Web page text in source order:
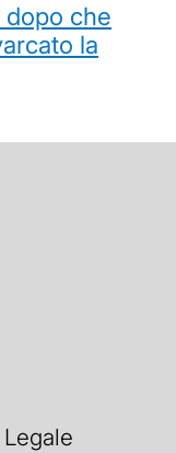
dopo che
la